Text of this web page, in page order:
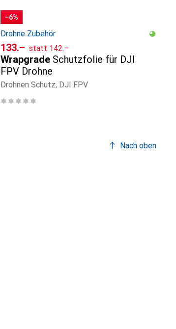
−6%
Drohne Zubehör
CHF
133.– statt CHF
142.–
Wrapgrade Schutzfolie für DJI
FPV Drohne
Drohnen Schutz, DJI FPV
Nach oben